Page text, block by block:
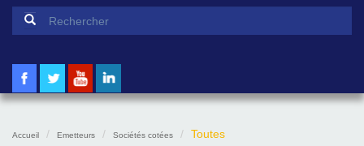
Formulaire de recherche
Accueil Emetteurs Sociétés cotées Toutes